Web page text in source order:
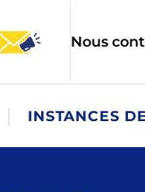
Nous
INSTANCES